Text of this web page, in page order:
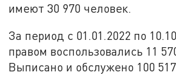
имеют 30 970 человек.
За период с 01.01.2022 по
правом воспользовались 11
Выписано и обслужено 100